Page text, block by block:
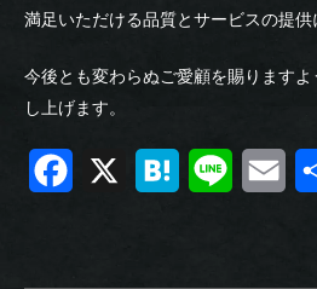
満足いただける品質とサービスの提供
今後とも変わらぬご愛顧を賜ります
し上げます。